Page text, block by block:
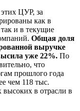
ЦУР, за
как в
и в текущие
Общая доля
выручке
уже 22%. По
что
прошлого года
чем 118 тыс.
высоких в отрасли в